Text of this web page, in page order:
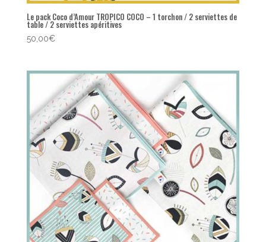
Le pack Coco d’Amour TROPICO COCO – 1 torchon / 2 serviettes de
table / 2 serviettes apéritives
50,00€